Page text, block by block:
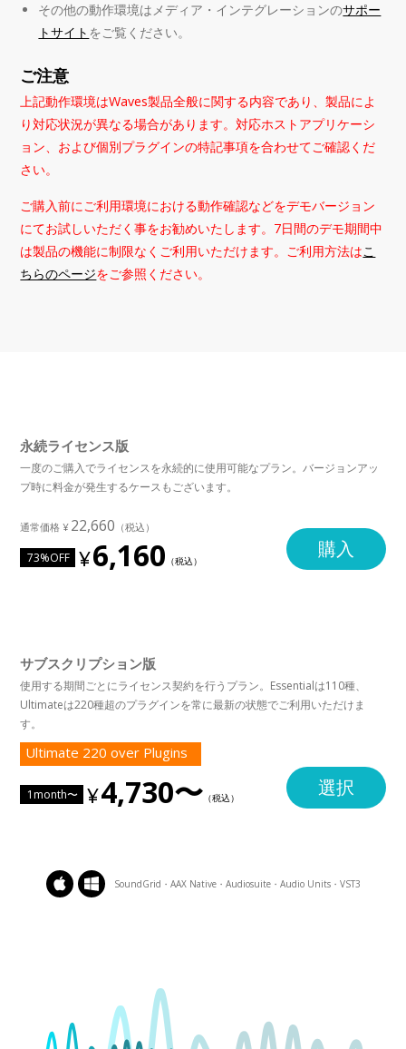
その他の動作環境はメディア・インテグレーションのサポー
トサイト をご覧ください。
ご注意
上記動作環境はWaves製品全般に関する内容であり、製品によ
り対応状況が異なる場合があります。対応ホストアプリケーシ
ョン、および個別プラグインの特記事項を合わせてご確認くだ
さい。
ご購入前にご利用環境における動作確認などをデモバージョン
にてお試しいただく事をお勧めいたします。7日間のデモ期間中
は製品の機能に制限なくご利用いただけます。ご利用方法はこ
ちらのページをご参照ください。
永続ライセンス版
一度のご購入でライセンスを永続的に使用可能なプラン。バージョンアッ
プ時に料金が発生するケースもございます。
22,660
73%OFF 6,160 購入
サブスクリプション版
使用する期間ごとにライセンス契約を行うプラン。Essentialは110種、
Ultimateは220種超のプラグインを常に最新の状態でご利用いただけま
す。
Ultimate 220 over Plugins
1month〜 4,730〜 選択
SoundGrid・AAX Native・Audiosuite・Audio Units・VST3